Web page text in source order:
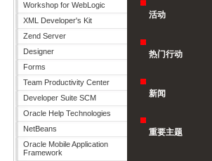
Workshop for WebLogic
XML Developer's Kit
Zend Server
Designer
Forms
Team Productivity Center
Developer Suite SCM
Oracle Help Technologies
NetBeans
Oracle Mobile Application
Framework
活动
热门行动
新闻
重要主题